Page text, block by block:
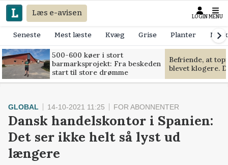
Læs e-avisen LOGIN MENU
Seneste Mest læste Kvæg Grise Planter
500-600 køer i stort
barmarksprojekt: Fra beskeden
start til store drømme
Befriende, at
blevet klogere.
GLOBAL 14-10-2021 11:25 FOR ABONNENTER
Dansk handelskontor i Spanien:
Det ser ikke helt så lyst ud
længere